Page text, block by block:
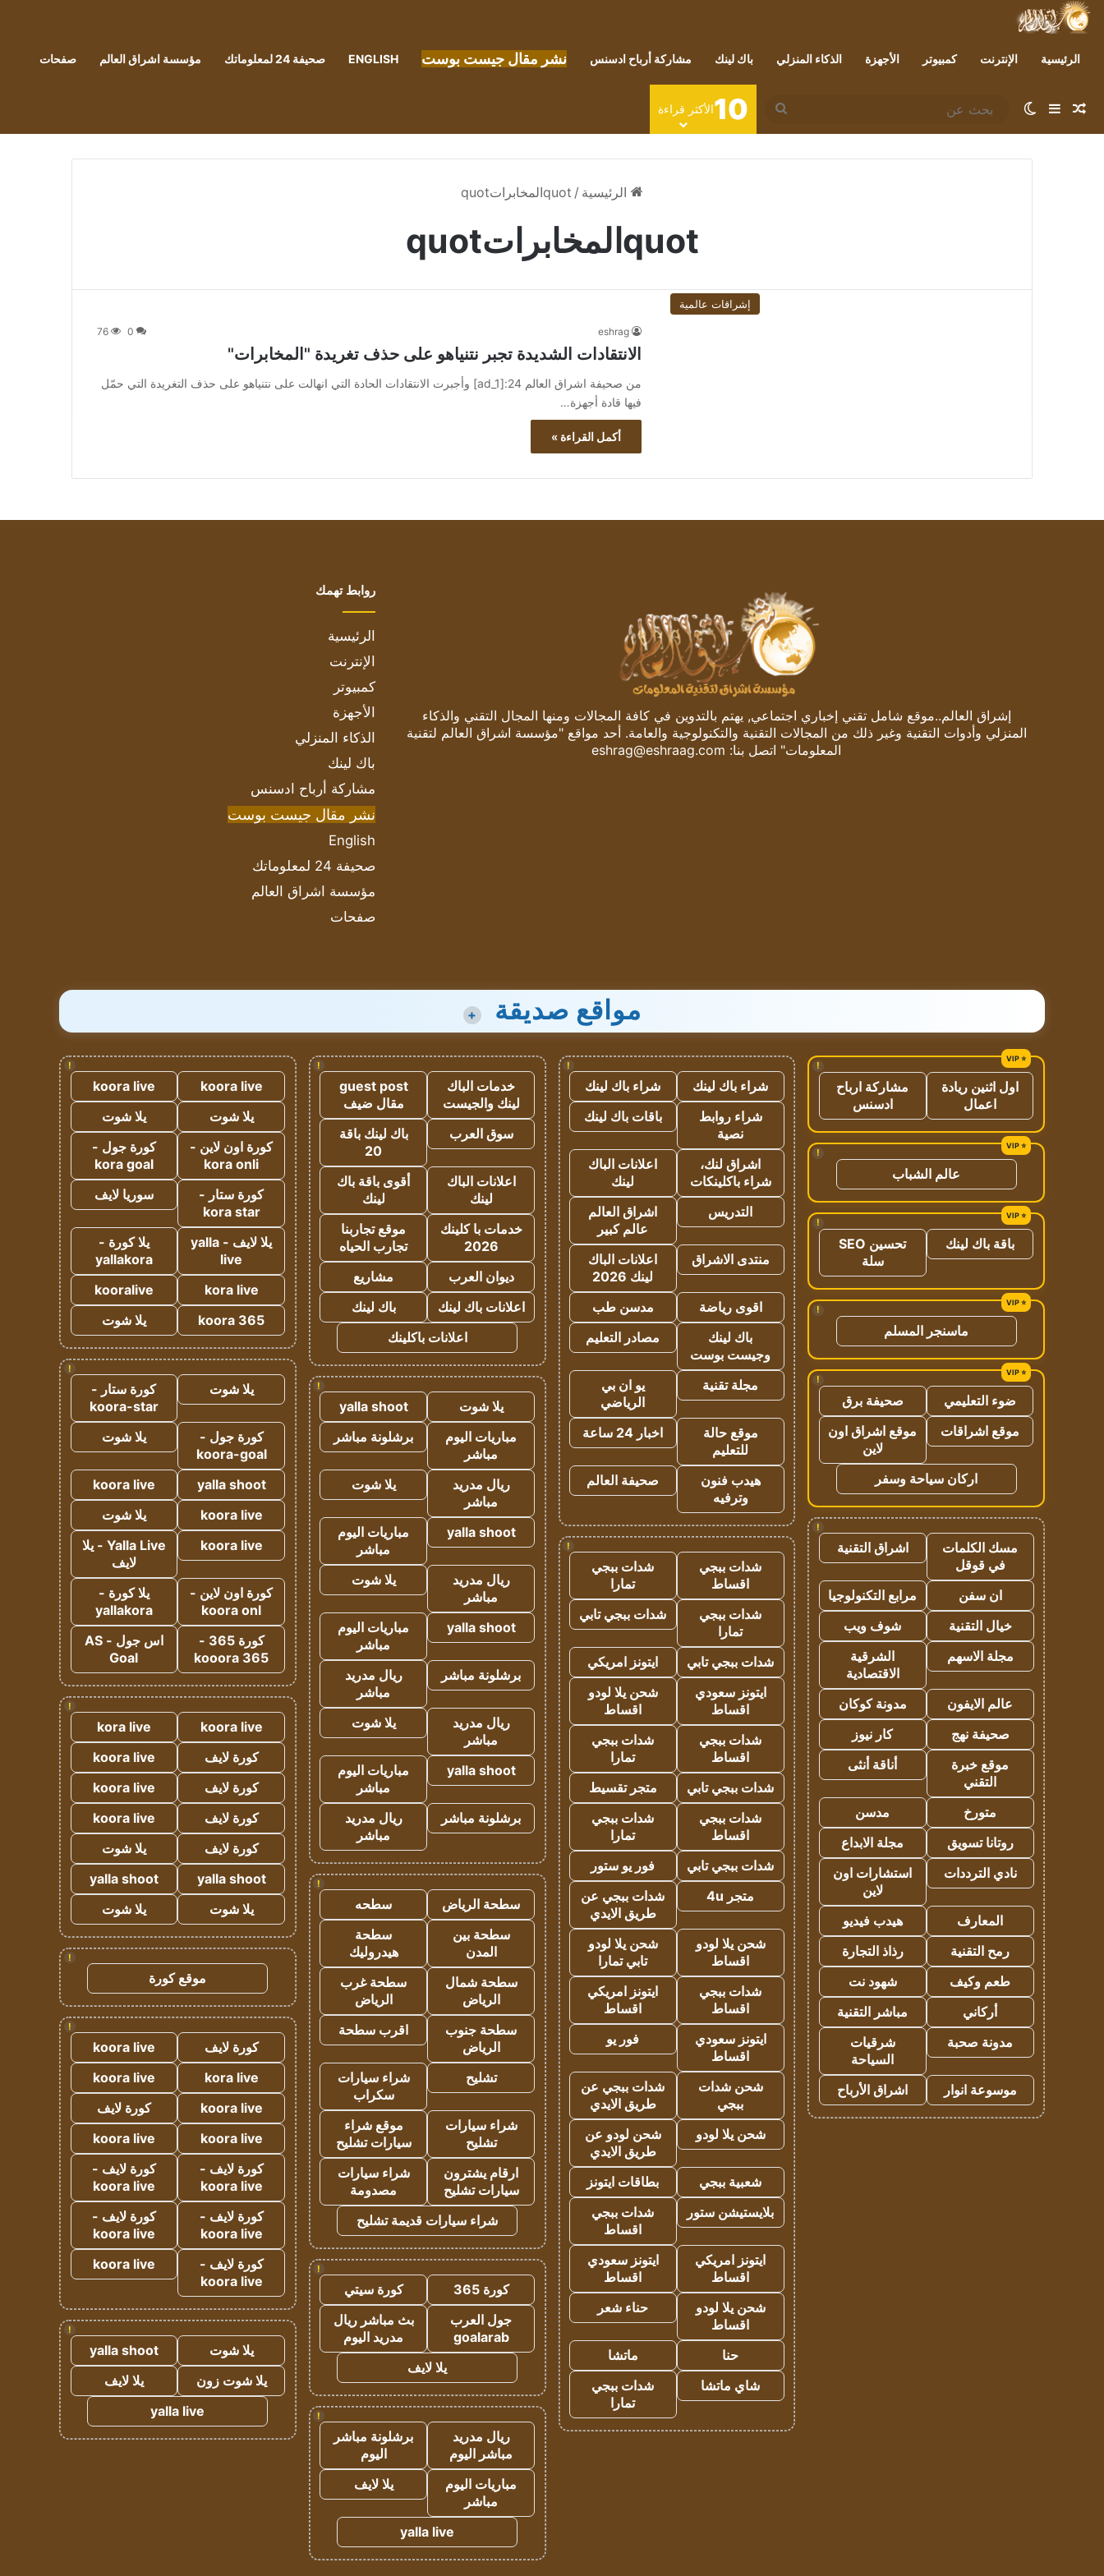
الرئيسية الإنترنت كمبيوتر الأجهزة الذكاء المنزلي باك لينك مشاركة أرباح ادسنس نشر مقال جيست بوست ENGLISH صحيفة 24 لمعلوماتك مؤسسة اشراق العالم صفحات
مقال عشوائي
إضافة عمود جانبي
الوضع المظلم
بحث
عن
10الأكثر قراءة
الرئيسية / quotالمخابراتquot
quotالمخابراتquot
إشراقات عالمية
eshrag
0
76
الانتقادات الشديدة تجبر نتنياهو على حذف تغريدة "المخابرات"
من صحيفة اشراق العالم 24:[ad_1] وأجبرت الانتقادات الحادة التي انهالت على نتنياهو على حذف التغريدة التي حمّل
فيها قادة أجهزة…
أكمل القراءة »
إشراق العالم..موقع شامل تقني إخباري اجتماعي, يهتم بالتدوين في كافة المجالات ومنها المجال التقني والذكاء
المنزلي وأدوات التقنية وغير ذلك من المجالات التقنية والتكنولوجية والعامة. أحد مواقع "مؤسسة اشراق العالم لتقنية
المعلومات" اتصل بنا: eshrag@eshraag.com
روابط تهمك
الرئيسية
الإنترنت
كمبيوتر
الأجهزة
الذكاء المنزلي
باك لينك
مشاركة أرباح ادسنس
نشر مقال جيست بوست
English
صحيفة 24 لمعلوماتك
مؤسسة اشراق العالم
صفحات
مواقع صديقة +
!
اول اثنين ريادة
اعمال
مشاركة ارباح
ادسنس
!
عالم الشباب
!
باقة باك لينك
تحسين SEO
سلة
!
ماسنجر المسلم
!
ضوء التعليمي
صحيفة برق
موقع اشراقات
موقع اشراق اون
لاين
اركان سياحة وسفر
!
مسك الكلمات
في قوقل
اشراق التقنية
ان سفن
مرابع التكنولوجيا
خيال التقنية
شوف ويب
مجلة الاسهم
الشرقية
الاقتصادية
عالم الايفون
مدونة كوكان
صحيفة نهج
كار نيوز
موقع خبرة
التقني
أناقة أنثى
متورخ
مدسن
روتانا تسويق
مجلة الابداع
نادي الترددات
استشارات اون
لاين
المعارف
هيدب فيديو
رمح التقنية
رذاذ التجارة
طعم وكيف
شهود نت
أركاني
مباشر التقنية
مدونة صحبة
شرقيات
السياحة
موسوعة انوار
اشراق الأرباح
!
شراء باك لينك
شراء باك لينك
شراء روابط
نصية
باقات باك لينك
اشراق لنك،
شراء باكلينكات
اعلانات الباك
لينك
التدريس
اشراق العالم
عالم كبير
منتدى الاشراق
اعلانات الباك
لينك 2026
اقوى رياضة
مدسن طب
باك لينك
وجيست بوست
مصادر التعليم
مجلة تقنية
يو ان بي
الرياضي
موقع حالة
للتعليم
اخبار 24 ساعة
هيدب فنون
وترفيه
صحيفة العالم
!
شدات ببجي
اقساط
شدات ببجي
تمارا
شدات ببجي
تمارا
شدات ببجي تابي
شدات ببجي تابي
ايتونز امريكي
ايتونز سعودي
اقساط
شحن يلا لودو
اقساط
شدات ببجي
اقساط
شدات ببجي
تمارا
شدات ببجي تابي
متجر تقسيط
شدات ببجي
اقساط
شدات ببجي
تمارا
شدات ببجي تابي
فور يو ستور
متجر 4u
شدات ببجي عن
طريق الايدي
شحن يلا لودو
اقساط
شحن يلا لودو
تابي تمارا
شدات ببجي
اقساط
ايتونز امريكي
اقساط
ايتونز سعودي
اقساط
فور يو
شحن شدات
ببجي
شدات ببجي عن
طريق الايدي
شحن يلا لودو
شحن لودو عن
طريق الايدي
شعبية ببجي
بطاقات ايتونز
بلايستيشن ستور
شدات ببجي
اقساط
ايتونز امريكي
اقساط
ايتونز سعودي
اقساط
شحن يلا لودو
اقساط
حناء شعر
حنا
ماتشا
شاي ماتشا
شدات ببجي
تمارا
!
خدمات الباك
لينك والجيست
guest post
مقال ضيف
سوق العرب
باك لينك باقة
20
اعلانات الباك
لينك
أقوى باقة باك
لينك
خدمات با كلينك
2026
موقع تجاربنا
تجارب الحياه
ديوان العرب
مشاريع
اعلانات باك لينك
باك لينك
اعلانات باكلينك
!
يلا شوت
yalla shoot
مباريات اليوم
مباشر
برشلونة مباشر
ريال مدريد
مباشر
يلا شوت
yalla shoot
مباريات اليوم
مباشر
ريال مدريد
مباشر
يلا شوت
yalla shoot
مباريات اليوم
مباشر
برشلونة مباشر
ريال مدريد
مباشر
ريال مدريد
مباشر
يلا شوت
yalla shoot
مباريات اليوم
مباشر
برشلونة مباشر
ريال مدريد
مباشر
!
سطحة الرياض
سطحه
سطحة بين
المدن
سطحة
هيدروليك
سطحة شمال
الرياض
سطحة غرب
الرياض
سطحة جنوب
الرياض
اقرب سطحة
تشليح
شراء سيارات
سكراب
شراء سيارات
تشليح
موقع شراء
سيارات تشليح
ارقام يشترون
سيارات تشليح
شراء سيارات
مصدومة
شراء سيارات قديمة تشليح
!
كورة 365
كورة سيتي
جول العرب
goalarab
بث مباشر ريال
مدريد اليوم
يلا لايف
!
ريال مدريد
مباشر اليوم
برشلونة مباشر
اليوم
مباريات اليوم
مباشر
يلا لايف
yalla live
!
koora live
koora live
يلا شوت
يلا شوت
كورة اون لاين -
kora onli
كورة جول -
kora goal
كورة ستار -
kora star
سوريا لايف
يلا لايف - yalla
live
يلا كورة -
yallakora
kora live
kooralive
koora 365
يلا شوت
!
يلا شوت
كورة ستار -
koora-star
كورة جول -
koora-goal
يلا شوت
yalla shoot
koora live
koora live
يلا شوت
koora live
Yalla Live - يلا
لايف
كورة اون لاين -
koora onl
يلا كورة -
yallakora
كورة 365 -
kooora 365
اس جول - AS
Goal
!
koora live
kora live
كورة لايف
koora live
كورة لايف
koora live
كورة لايف
koora live
كورة لايف
يلا شوت
yalla shoot
yalla shoot
يلا شوت
يلا شوت
!
موقع كورة
!
كورة لايف
koora live
kora live
koora live
koora live
كورة لايف
koora live
koora live
كورة لايف -
koora live
كورة لايف -
koora live
كورة لايف -
koora live
كورة لايف -
koora live
كورة لايف -
koora live
koora live
!
يلا شوت
yalla shoot
يلا شوت زون
يلا لايف
yalla live